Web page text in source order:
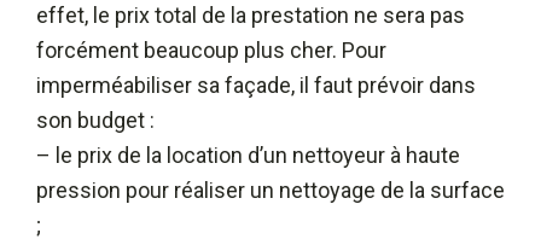
effet, le prix total de la prestation ne sera pas
forcément beaucoup plus cher. Pour
imperméabiliser sa façade, il faut prévoir dans
son budget :
– le prix de la location d’un nettoyeur à haute
pression pour réaliser un nettoyage de la surface
;